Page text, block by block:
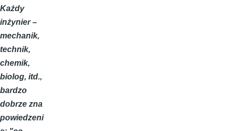
Każdy
inżynier –
mechanik,
technik,
chemik,
biolog, itd.,
bardzo
dobrze zna
powiedzeni